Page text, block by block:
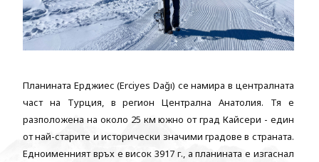
Планината Ерджиес (Erciyes Dağı) се намира в централната
част на Турция, в регион Централна Анатолия. Тя е
разположена на около 25 км южно от град Кайсери - един
от най-старите и исторически значими градове в страната.
Едноименният връх е висок 3917 г., а планината е изгаснал